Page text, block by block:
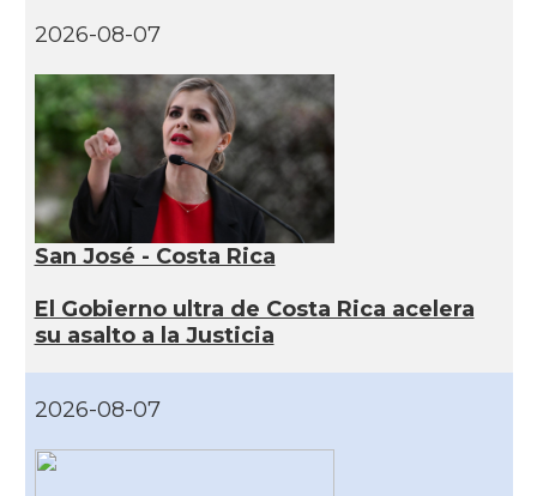
2026-08-07
San José - Costa Rica
El Gobierno ultra de Costa Rica acelera
su asalto a la Justicia
2026-08-07